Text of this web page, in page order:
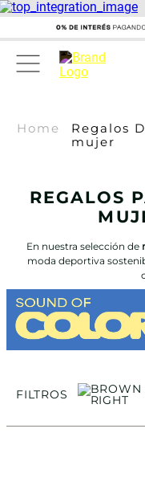
Home
Regalos
mujer
REGALOS
En nuestra selección de
moda deportiva
FILTROS